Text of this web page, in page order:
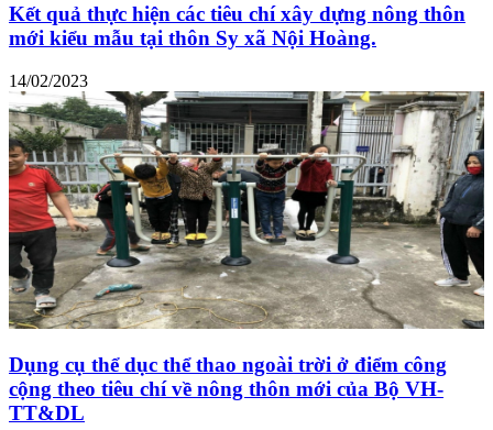
Kết quả thực hiện các tiêu chí xây dựng nông thôn
mới kiểu mẫu tại thôn Sy xã Nội Hoàng.
14/02/2023
Dụng cụ thể dục thể thao ngoài trời ở điểm công
cộng theo tiêu chí về nông thôn mới của Bộ VH-
TT&DL